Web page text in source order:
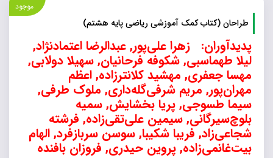
موجود
طراحان (کتاب کمک آموزشی ریاضی پایه هشتم)
پدیدآوران: زهرا علی‌پور, عبدالرضا اعتمادنژاد,
لیلا طهماسبی, شکوفه فرحانیان, سهیلا دولابی,
مهسا جعفری, مهشید کلانترزاده, اعظم
مهران‌پور, مریم شرفی‌گله‌داری, ملوک طرفی,
سیما طسوجی, پریا بخشایش, سمیه
بلوچ‌سیرگانی, سیمین علی‌تقی‌زاده, فرشته
شجاعی‌زاد, فریبا شکیبا, سوسن سربازفرد, الهام
بیت‌غانمی‌زاده, پروین حیدری, فروزان بافنده